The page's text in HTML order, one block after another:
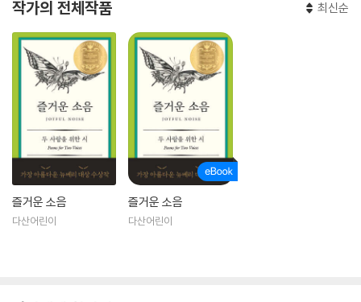
작가의 전체작품 최신순
즐거운 소음
다산어린이
즐거운 소음
다산어린이